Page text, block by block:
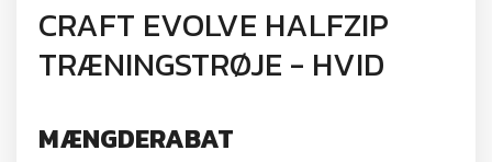
CRAFT EVOLVE HALFZIP
TRÆNINGSTRØJE - HVID
MÆNGDERABAT